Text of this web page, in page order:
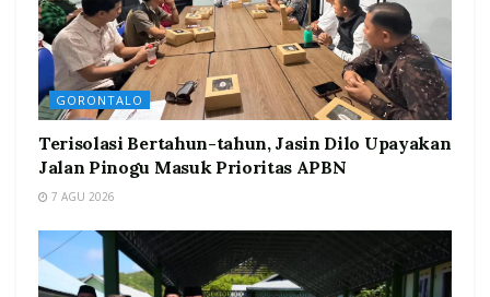
GORONTALO
Terisolasi Bertahun-tahun, Jasin Dilo Upayakan
Jalan Pinogu Masuk Prioritas APBN
7 AGU 2026